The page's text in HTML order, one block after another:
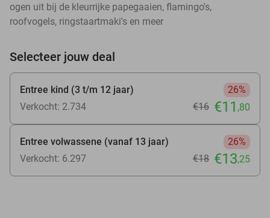
ogen uit bij de kleurrijke papegaaien, flamingo's,
roofvogels, ringstaartmaki's en meer
Selecteer jouw deal
Entree kind (3 t/m 12 jaar)
26%
Verkocht: 2.734
€16 €11 ,80
Entree volwassene (vanaf 13 jaar)
26%
Verkocht: 6.297
€18 €13,25